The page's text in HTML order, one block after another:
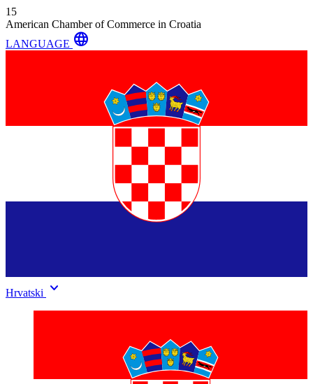
15
American Chamber of Commerce in Croatia
LANGUAGE language
Hrvatski keyboard_arrow_down